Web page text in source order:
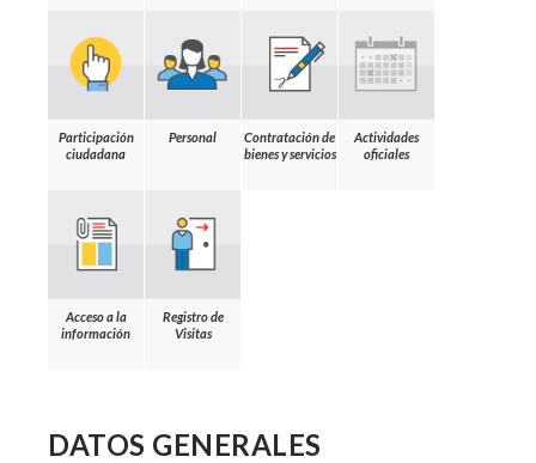
Participación
ciudadana
Personal
Contratación de
bienes y servicios
Actividades
oficiales
Acceso a la
información
Registro de
Visitas
DATOS GENERALES